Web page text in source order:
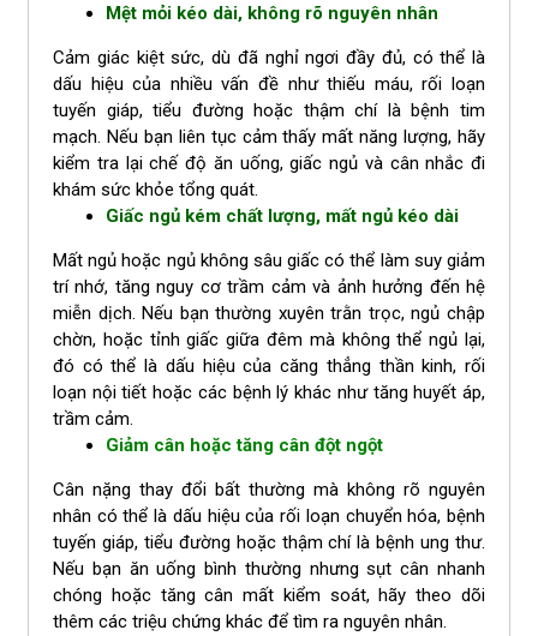
Mệt mỏi kéo dài, không rõ nguyên nhân
Cảm giác kiệt sức, dù đã nghỉ ngơi đầy đủ, có thể là
dấu hiệu của nhiều vấn đề như thiếu máu, rối loạn
tuyến giáp, tiểu đường hoặc thậm chí là bệnh tim
mạch. Nếu bạn liên tục cảm thấy mất năng lượng, hãy
kiểm tra lại chế độ ăn uống, giấc ngủ và cân nhắc đi
khám sức khỏe tổng quát.
Giấc ngủ kém chất lượng, mất ngủ kéo dài
Mất ngủ hoặc ngủ không sâu giấc có thể làm suy giảm
trí nhớ, tăng nguy cơ trầm cảm và ảnh hưởng đến hệ
miễn dịch. Nếu bạn thường xuyên trằn trọc, ngủ chập
chờn, hoặc tỉnh giấc giữa đêm mà không thể ngủ lại,
đó có thể là dấu hiệu của căng thẳng thần kinh, rối
loạn nội tiết hoặc các bệnh lý khác như tăng huyết áp,
trầm cảm.
Giảm cân hoặc tăng cân đột ngột
Cân nặng thay đổi bất thường mà không rõ nguyên
nhân có thể là dấu hiệu của rối loạn chuyển hóa, bệnh
tuyến giáp, tiểu đường hoặc thậm chí là bệnh ung thư.
Nếu bạn ăn uống bình thường nhưng sụt cân nhanh
chóng hoặc tăng cân mất kiểm soát, hãy theo dõi
thêm các triệu chứng khác để tìm ra nguyên nhân.